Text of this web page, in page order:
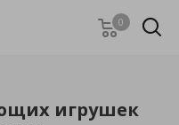
0
игрушек